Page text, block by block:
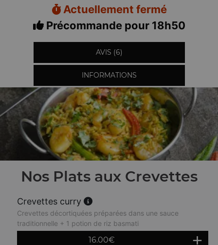
Actuellement fermé
Précommande pour 18h50
AVIS (6)
INFORMATIONS
Nos Plats aux Crevettes
Crevettes curry
Crevettes décortiquées préparées dans une sauce
traditionnelle + 1 potion de riz basmati
16.00€